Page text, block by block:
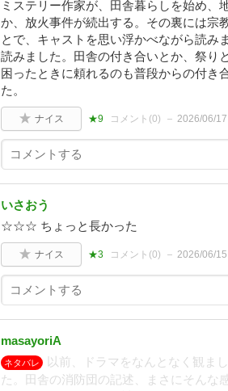
ミステリー作家が、田舎暮らしを始め、
か、放火事件が続出する。その裏には宗
とで、キャストを思い浮かべながら読み
読みました。田舎の付き合いとか、祭り
困ったときに頼れるのも普段からの付き
た。
ナイス ★9 コメント(0) 2026/06/17
いさおう
☆☆☆ ちょっと長かった
ナイス ★3 コメント(0) 2026/06/15
masayoriA
ネタバレ
以前、ドラマをなんとなく観ま
た。田舎の消防団の記述、まさにそんな